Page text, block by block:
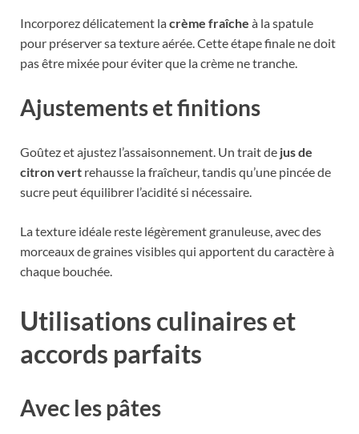
Incorporez délicatement lacrème fraîche à la spatule
pour préserver sa texture aérée. Cette étape finale ne doit
pas être mixée pour éviter que la crème ne tranche.
Ajustements et finitions
Goûtez et ajustez l’assaisonnement. Un trait de jus de
citron vert rehausse la fraîcheur, tandis qu’une pincée de
sucre peut équilibrer l’acidité si nécessaire.
La texture idéale reste légèrement granuleuse, avec des
morceaux de graines visibles qui apportent du caractère à
chaque bouchée.
Utilisations culinaires et
accords parfaits
Avec les pâtes